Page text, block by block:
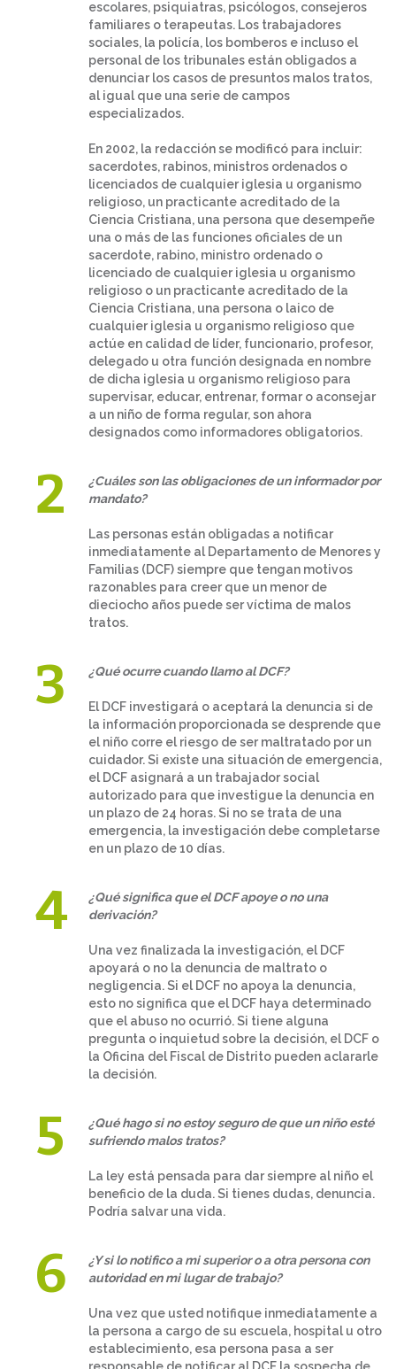
escolares, psiquiatras, psicólogos, consejeros
familiares o terapeutas. Los trabajadores
sociales, la policía, los bomberos e incluso el
personal de los tribunales están obligados a
denunciar los casos de presuntos malos tratos,
al igual que una serie de campos
especializados.
En 2002, la redacción se modificó para incluir:
sacerdotes, rabinos, ministros ordenados o
licenciados de cualquier iglesia u organismo
religioso, un practicante acreditado de la
Ciencia Cristiana, una persona que desempeñe
una o más de las funciones oficiales de un
sacerdote, rabino, ministro ordenado o
licenciado de cualquier iglesia u organismo
religioso o un practicante acreditado de la
Ciencia Cristiana, una persona o laico de
cualquier iglesia u organismo religioso que
actúe en calidad de líder, funcionario, profesor,
delegado u otra función designada en nombre
de dicha iglesia u organismo religioso para
supervisar, educar, entrenar, formar o aconsejar
a un niño de forma regular, son ahora
designados como informadores obligatorios.
¿Cuáles son las obligaciones de un informador por
mandato?
Las personas están obligadas a notificar
inmediatamente al Departamento de Menores y
Familias (DCF) siempre que tengan motivos
razonables para creer que un menor de
dieciocho años puede ser víctima de malos
tratos.
¿Qué ocurre cuando llamo al DCF?
El DCF investigará o aceptará la denuncia si de
la información proporcionada se desprende que
el niño corre el riesgo de ser maltratado por un
cuidador. Si existe una situación de emergencia,
el DCF asignará a un trabajador social
autorizado para que investigue la denuncia en
un plazo de 24 horas. Si no se trata de una
emergencia, la investigación debe completarse
en un plazo de 10 días.
¿Qué significa que el DCF apoye o no una
derivación?
Una vez finalizada la investigación, el DCF
apoyará o no la denuncia de maltrato o
negligencia. Si el DCF no apoya la denuncia,
esto no significa que el DCF haya determinado
que el abuso no ocurrió. Si tiene alguna
pregunta o inquietud sobre la decisión, el DCF o
la Oficina del Fiscal de Distrito pueden aclararle
la decisión.
¿Qué hago si no estoy seguro de que un niño esté
sufriendo malos tratos?
La ley está pensada para dar siempre al niño el
beneficio de la duda. Si tienes dudas, denuncia.
Podría salvar una vida.
¿Y si lo notifico a mi superior o a otra persona con
autoridad en mi lugar de trabajo?
Una vez que usted notifique inmediatamente a
la persona a cargo de su escuela, hospital u otro
establecimiento, esa persona pasa a ser